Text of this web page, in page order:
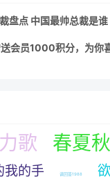
盘点 中国最帅总裁是
会员1000积分，为你
歌 春夏
我的手 请回答1988